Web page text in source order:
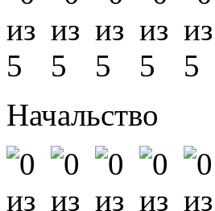
Начальство